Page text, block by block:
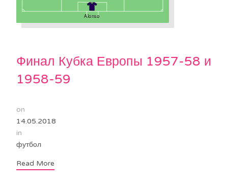
Финал Кубка Европы 1957-58 и
1958-59
on
14.05.2018
in
футбол
Read More